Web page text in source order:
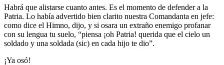
Habrá que alistarse cuanto antes. Es el momento de defender a la
Patria. Lo había advertido bien clarito nuestra Comandanta en jefe:
como dice el Himno, dijo, y si osara un extraño enemigo profanar
con su lengua tu suelo, “piensa ¡oh Patria! querida que el cielo un
soldado y una soldada (sic) en cada hijo te dio”.
¡Ya osó!